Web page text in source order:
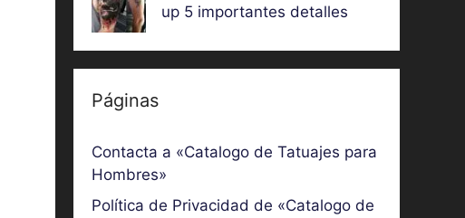
up 5 importantes detalles
Páginas
Contacta a «Catalogo de Tatuajes para
Hombres»
Política de Privacidad de «Catalogo de